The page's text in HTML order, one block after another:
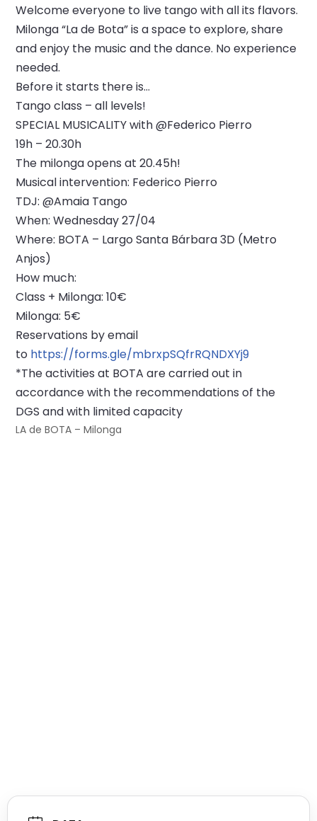
Welcome everyone to live tango with all its flavors.
Milonga “La de Bota” is a space to explore, share
and enjoy the music and the dance. No experience
needed.
Before it starts there is…
Tango class – all levels!
SPECIAL MUSICALITY with @Federico Pierro
19h – 20.30h
The milonga opens at 20.45h!
Musical intervention: Federico Pierro
TDJ: @Amaia Tango
When: Wednesday 27/04
Where: BOTA – Largo Santa Bárbara 3D (Metro
Anjos)
How much:
Class + Milonga: 10€
Milonga: 5€
Reservations by email
to https://forms.gle/mbrxpSQfrRQNDXYj9
*The activities at BOTA are carried out in
accordance with the recommendations of the
DGS and with limited capacity
LA de BOTA – Milonga